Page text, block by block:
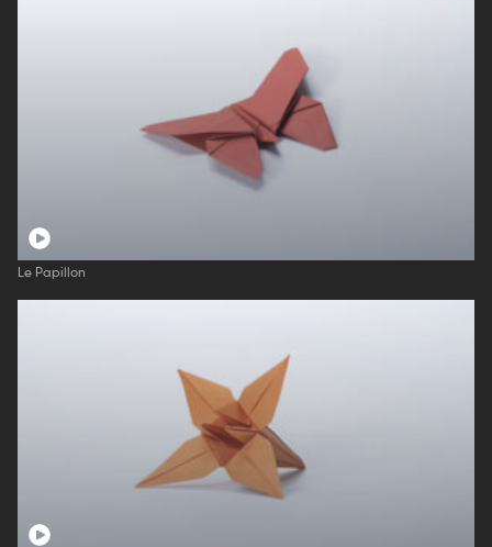
Le Papillon